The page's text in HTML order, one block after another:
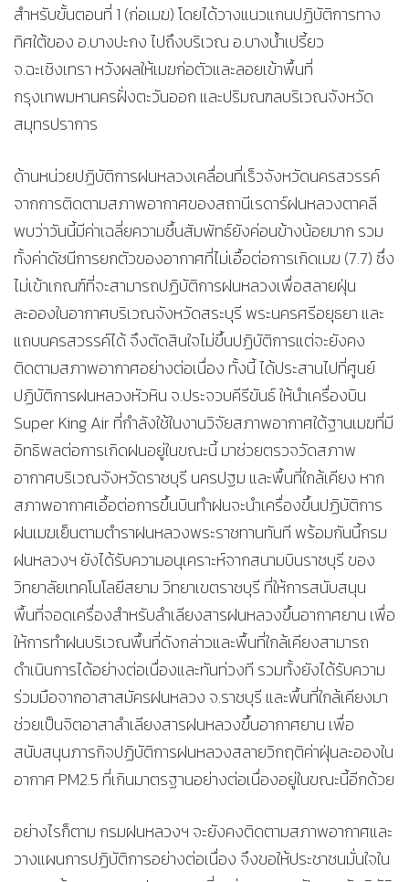
สำหรับขั้นตอนที่ 1 (ก่อเมฆ) โดยได้วางแนวแกนปฏิบัติการทาง
ทิศใต้ของ อ.บางปะกง ไปถึงบริเวณ อ.บางน้ำเปรี้ยว
จ.ฉะเชิงเทรา หวังผลให้เมฆก่อตัวและลอยเข้าพื้นที่
กรุงเทพมหานครฝั่งตะวันออก และปริมณฑลบริเวณจังหวัด
สมุทรปราการ
ด้านหน่วยปฏิบัติการฝนหลวงเคลื่อนที่เร็วจังหวัดนครสวรรค์
จากการติดตามสภาพอากาศของสถานีเรดาร์ฝนหลวงตาคลี
พบว่าวันนี้มีค่าเฉลี่ยความชื้นสัมพัทธ์ยังค่อนข้างน้อยมาก รวม
ทั้งค่าดัชนีการยกตัวของอากาศที่ไม่เอื้อต่อการเกิดเมฆ (7.7) ซึ่ง
ไม่เข้าเกณฑ์ที่จะสามารถปฏิบัติการฝนหลวงเพื่อสลายฝุ่น
ละอองในอากาศบริเวณจังหวัดสระบุรี พระนครศรีอยุธยา และ
แถบนครสวรรค์ได้ จึงตัดสินใจไม่ขึ้นปฏิบัติการแต่จะยังคง
ติดตามสภาพอากาศอย่างต่อเนื่อง ทั้งนี้ ได้ประสานไปที่ศูนย์
ปฏิบัติการฝนหลวงหัวหิน จ.ประจวบคีรีขันธ์ ให้นำเครื่องบิน
Super King Air ที่กำลังใช้ในงานวิจัยสภาพอากาศใต้ฐานเมฆที่มี
อิทธิพลต่อการเกิดฝนอยู่ในขณะนี้ มาช่วยตรวจวัดสภาพ
อากาศบริเวณจังหวัดราชบุรี นครปฐม และพื้นที่ใกล้เคียง หาก
สภาพอากาศเอื้อต่อการขึ้นบินทำฝนจะนำเครื่องขึ้นปฏิบัติการ
ฝนเมฆเย็นตามตำราฝนหลวงพระราชทานทันที พร้อมกันนี้กรม
ฝนหลวงฯ ยังได้รับความอนุเคราะห์จากสนามบินราชบุรี ของ
วิทยาลัยเทคโนโลยีสยาม วิทยาเขตราชบุรี ที่ให้การสนับสนุน
พื้นที่จอดเครื่องสำหรับลำเลียงสารฝนหลวงขึ้นอากาศยาน เพื่อ
ให้การทำฝนบริเวณพื้นที่ดังกล่าวและพื้นที่ใกล้เคียงสามารถ
ดำเนินการได้อย่างต่อเนื่องและทันท่วงที รวมทั้งยังได้รับความ
ร่วมมือจากอาสาสมัครฝนหลวง จ.ราชบุรี และพื้นที่ใกล้เคียงมา
ช่วยเป็นจิตอาสาลำเลียงสารฝนหลวงขึ้นอากาศยาน เพื่อ
สนับสนุนภารกิจปฏิบัติการฝนหลวงสลายวิกฤติค่าฝุ่นละอองใน
อากาศ PM2.5 ที่เกินมาตรฐานอย่างต่อเนื่องอยู่ในขณะนี้อีกด้วย
อย่างไรก็ตาม กรมฝนหลวงฯ จะยังคงติดตามสภาพอากาศและ
วางแผนการปฏิบัติการอย่างต่อเนื่อง จึงขอให้ประชาชนมั่นใจใน